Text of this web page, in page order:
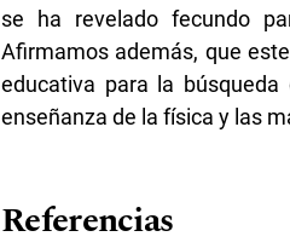
se ha revelado fecundo
Afirmamos además, que
educativa para la
enseñanza de la física y las
Referencias